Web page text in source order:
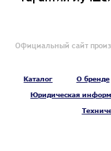
Официальный сайт
Каталог О бренде
Юридическая